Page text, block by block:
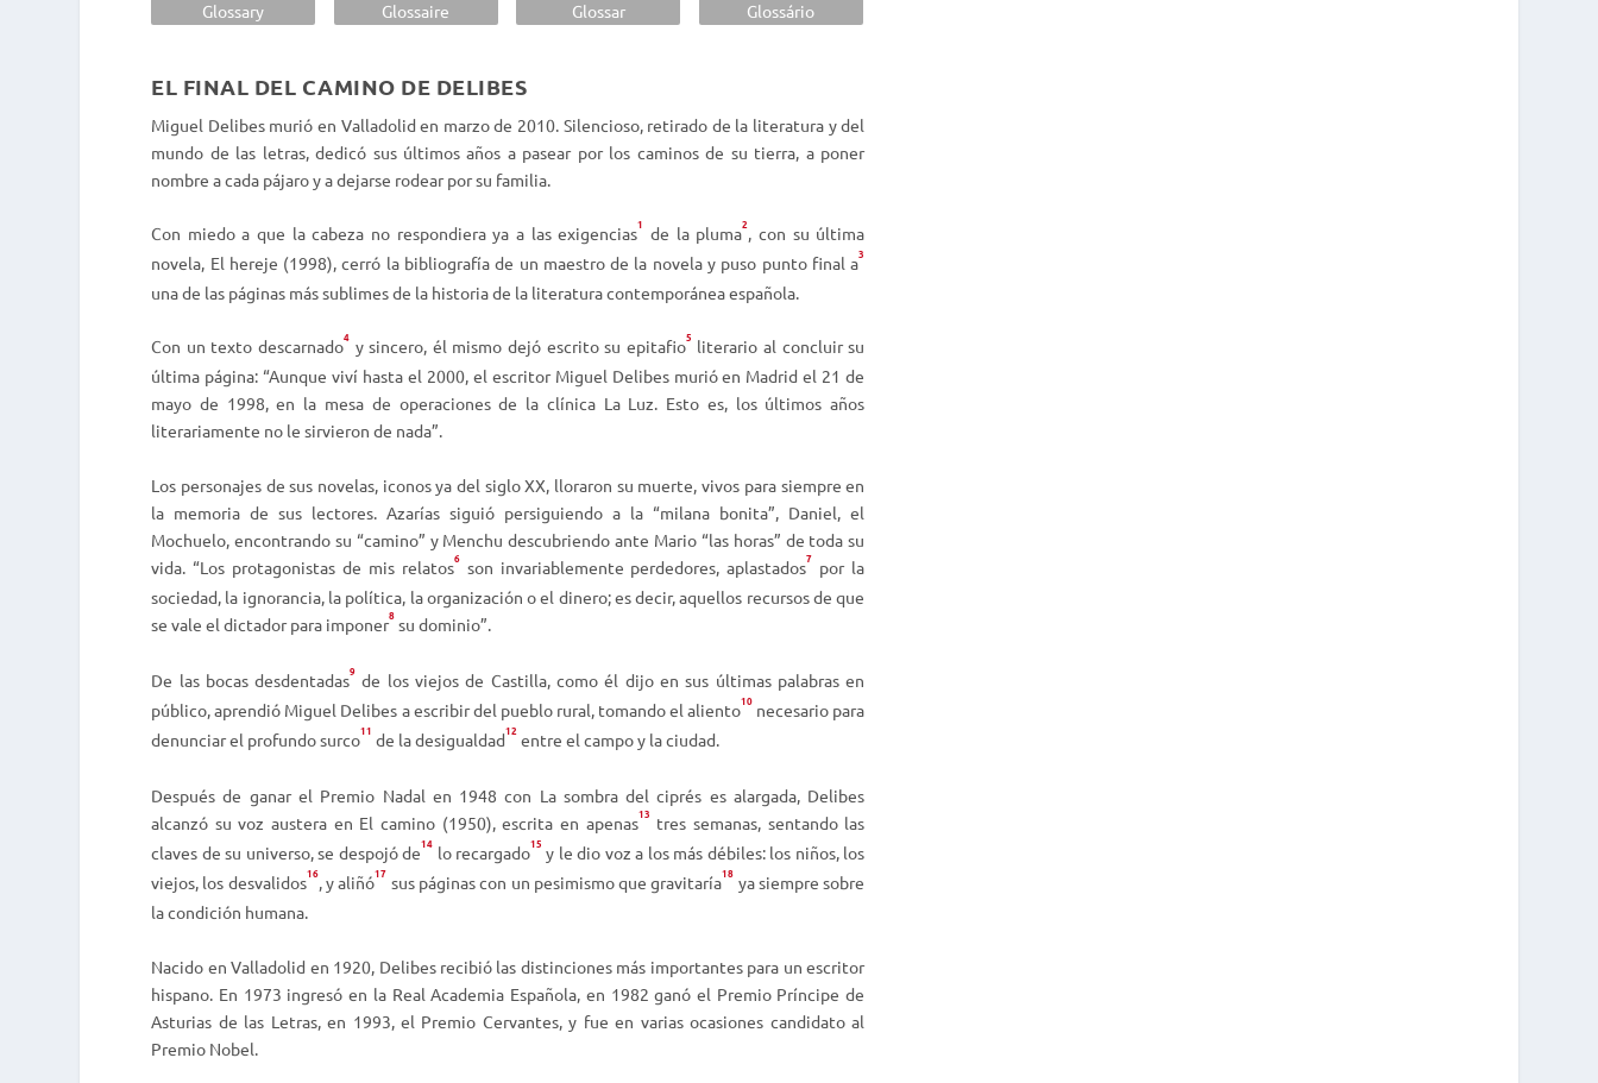
i
f
l
h
a
a
r
r
a
/
a
j
o
p
a
a
u
Glossary Glossaire Glossar Glossário
EL FINAL DEL CAMINO DE DELIBES
Miguel Delibes murió en Valladolid en marzo de 2010. Silencioso, retirado de la literatura y del
mundo de las letras, dedicó sus últimos años a pasear por los caminos de su tierra, a poner
nombre a cada pájaro y a dejarse rodear por su familia.
Con miedo a que la cabeza no respondiera ya a las exigencias1 de la pluma2, con su última
novela, El hereje (1998), cerró la bibliografía de un maestro de la novela y puso punto final a3
una de las páginas más sublimes de la historia de la literatura contemporánea española.
Con un texto descarnado4 y sincero, él mismo dejó escrito su epitafio5 literario al concluir su
última página: “Aunque viví hasta el 2000, el escritor Miguel Delibes murió en Madrid el 21 de
mayo de 1998, en la mesa de operaciones de la clínica La Luz. Esto es, los últimos años
literariamente no le sirvieron de nada”.
Los personajes de sus novelas, iconos ya del siglo XX, lloraron su muerte, vivos para siempre en
la memoria de sus lectores. Azarías siguió persiguiendo a la “milana bonita”, Daniel, el
Mochuelo, encontrando su “camino” y Menchu descubriendo ante Mario “las horas” de toda su
vida. “Los protagonistas de mis relatos6son invariablemente perdedores, aplastados7 por la
sociedad, la ignorancia, la política, la organización o el dinero; es decir, aquellos recursos de que
se vale el dictador para imponer8 su dominio”.
De las bocas desdentadas9 de los viejos de Castilla, como él dijo en sus últimas palabras en
público, aprendió Miguel Delibes a escribir del pueblo rural, tomando el aliento10 necesario para
denunciar el profundo surco11 de la desigualdad12 entre el campo y la ciudad.
Después de ganar el Premio Nadal en 1948 con La sombra del ciprés es alargada, Delibes
alcanzó su voz austera en El camino (1950), escrita en apenas13 tres semanas, sentando las
claves de su universo, se despojó de14 lo recargado15 y le dio voz a los más débiles: los niños, los
viejos, los desvalidos16, y aliñó17 sus páginas con un pesimismo que gravitaría18 ya siempre sobre
la condición humana.
Nacido en Valladolid en 1920, Delibes recibió las distinciones más importantes para un escritor
hispano. En 1973 ingresó en la Real Academia Española, en 1982 ganó el Premio Príncipe de
Asturias de las Letras, en 1993, el Premio Cervantes, y fue en varias ocasiones candidato al
Premio Nobel.